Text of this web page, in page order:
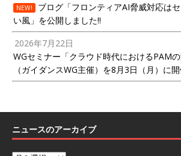
NEW!
ブログ「フロンティアAI脅威対応は
い風」を公開しました!!
2026年7月22日
WGセミナー「クラウド時代におけるPAMの
（ガイダンスWG主催）を8月3日（月）に開
ニュースのアーカイブ